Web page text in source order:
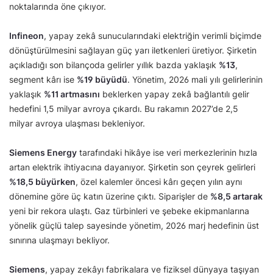
noktalarında öne çıkıyor.
Infineon, yapay zekâ sunucularındaki elektriğin verimli biçimde
dönüştürülmesini sağlayan güç yarı iletkenleri üretiyor. Şirketin
açıkladığı son bilançoda gelirler yıllık bazda yaklaşık %13,
segment kârı ise %19 büyüdü. Yönetim, 2026 mali yılı gelirlerinin
yaklaşık %11 artmasını beklerken yapay zekâ bağlantılı gelir
hedefini 1,5 milyar avroya çıkardı. Bu rakamın 2027’de 2,5
milyar avroya ulaşması bekleniyor.
Siemens Energy tarafındaki hikâye ise veri merkezlerinin hızla
artan elektrik ihtiyacına dayanıyor. Şirketin son çeyrek gelirleri
%18,5 büyürken, özel kalemler öncesi kârı geçen yılın aynı
dönemine göre üç katın üzerine çıktı. Siparişler de %8,5 artarak
yeni bir rekora ulaştı. Gaz türbinleri ve şebeke ekipmanlarına
yönelik güçlü talep sayesinde yönetim, 2026 marj hedefinin üst
sınırına ulaşmayı bekliyor.
Siemens, yapay zekâyı fabrikalara ve fiziksel dünyaya taşıyan